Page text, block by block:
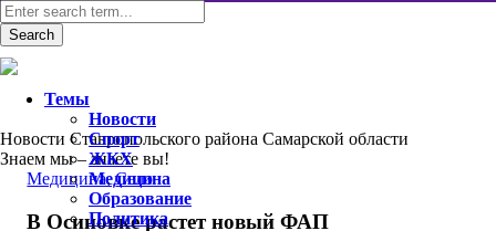
Новости Ставропольского района Самарской области
Знаем мы – знаете вы!
Медицина,Село
В Осиновке растет новый ФАП
Темы
Новости
Спорт
ЖКХ
Медицина
Образование
Политика